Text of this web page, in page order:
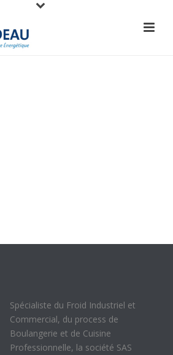
Spécialiste du Froid Industriel et
Commercial, du process de
Boulangerie et de Cuisine
Professionnelle, la société SAS